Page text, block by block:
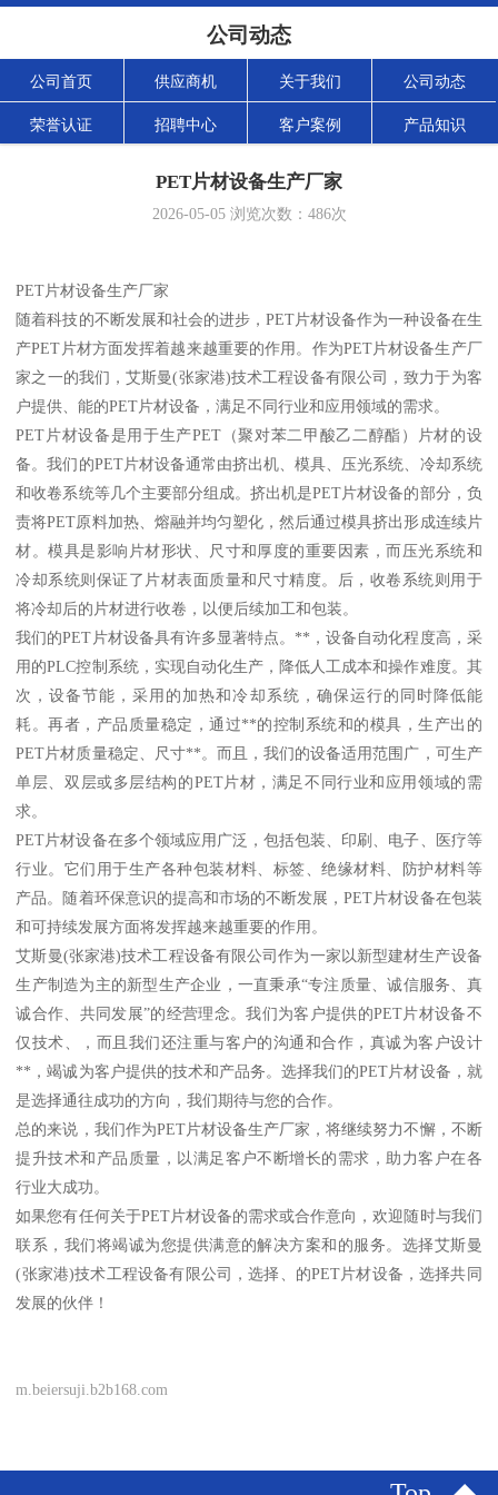
公司动态
公司首页 供应商机 关于我们 公司动态
荣誉认证 招聘中心 客户案例 产品知识
PET片材设备生产厂家
2026-05-05浏览次数： 486次
PET片材设备生产厂家
随着科技的不断发展和社会的进步，PET片材设备作为一种设备在生
产PET片材方面发挥着越来越重要的作用。作为PET片材设备生产厂
家之一的我们，艾斯曼(张家港)技术工程设备有限公司，致力于为客
户提供、能的PET片材设备，满足不同行业和应用领域的需求。
PET片材设备是用于生产PET（聚对苯二甲酸乙二醇酯）片材的设
备。我们的PET片材设备通常由挤出机、模具、压光系统、冷却系统
和收卷系统等几个主要部分组成。挤出机是PET片材设备的部分，负
责将PET原料加热、熔融并均匀塑化，然后通过模具挤出形成连续片
材。模具是影响片材形状、尺寸和厚度的重要因素，而压光系统和
冷却系统则保证了片材表面质量和尺寸精度。后，收卷系统则用于
将冷却后的片材进行收卷，以便后续加工和包装。
我们的PET片材设备具有许多显著特点。**，设备自动化程度高，采
用的PLC控制系统，实现自动化生产，降低人工成本和操作难度。其
次，设备节能，采用的加热和冷却系统，确保运行的同时降低能
耗。再者，产品质量稳定，通过**的控制系统和的模具，生产出的
PET片材质量稳定、尺寸**。而且，我们的设备适用范围广，可生产
单层、双层或多层结构的PET片材，满足不同行业和应用领域的需
求。
PET片材设备在多个领域应用广泛，包括包装、印刷、电子、医疗等
行业。它们用于生产各种包装材料、标签、绝缘材料、防护材料等
产品。随着环保意识的提高和市场的不断发展，PET片材设备在包装
和可持续发展方面将发挥越来越重要的作用。
艾斯曼(张家港)技术工程设备有限公司作为一家以新型建材生产设备
生产制造为主的新型生产企业，一直秉承“专注质量、诚信服务、真
诚合作、共同发展”的经营理念。我们为客户提供的PET片材设备不
仅技术、，而且我们还注重与客户的沟通和合作，真诚为客户设计
**，竭诚为客户提供的技术和产品务。选择我们的PET片材设备，就
是选择通往成功的方向，我们期待与您的合作。
总的来说，我们作为PET片材设备生产厂家，将继续努力不懈，不断
提升技术和产品质量，以满足客户不断增长的需求，助力客户在各
行业大成功。
如果您有任何关于PET片材设备的需求或合作意向，欢迎随时与我们
联系，我们将竭诚为您提供满意的解决方案和的服务。选择艾斯曼
(张家港)技术工程设备有限公司，选择、的PET片材设备，选择共同
发展的伙伴！
m.beiersuji.b2b168.com